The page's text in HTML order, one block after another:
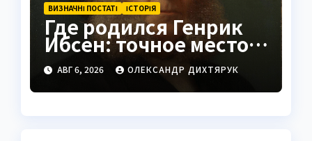
ВИЗНАЧНІ ПОСТАТІ ІСТОРІЯ
Где родился Генрик
Ибсен: точное место и
история
АВГ 6, 2026 ОЛЕКСАНДР ДИХТЯРУК